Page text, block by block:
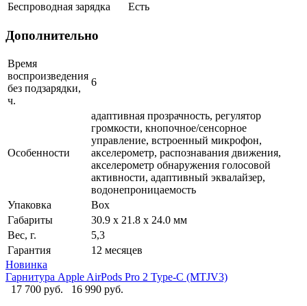
Беспроводная зарядка
Есть
Дополнительно
Время
воспроизведения
без подзарядки,
ч.
6
Особенности
адаптивная прозрачность, регулятор
громкости, кнопочное/сенсорное
управление, встроенный микрофон,
акселерометр, распознавания движения,
акселерометр обнаружения голосовой
активности, aдаптивный эквалайзер,
водонепроницаемость
Упаковка
Box
Габариты
30.9 x 21.8 x 24.0 мм
Вес, г.
5,3
Гарантия
12 месяцев
Новинка
Гарнитура Apple AirPods Pro 2 Type-C (MTJV3)
17 700 руб.
16 990 руб.